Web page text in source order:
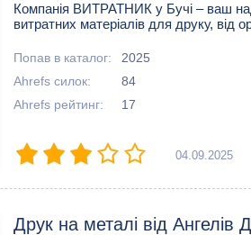
Компанія ВИТРАТНИК у Бучі – ваш
витратних матеріалів для друку, від
Попав в каталог:
2025
Ahrefs силок:
84
Ahrefs рейтинг:
17
04.09.2025
Друк на металі від Ангелів